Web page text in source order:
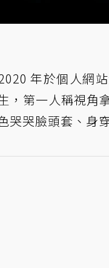
年於個人網
，第一人稱視角
哭哭臉頭套、身